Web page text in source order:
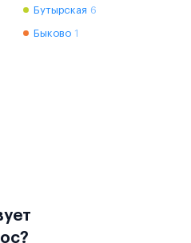
Бутырская 6
Быково 1